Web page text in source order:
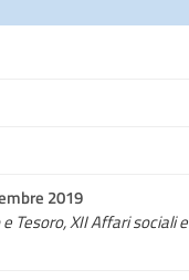
2019
Tesoro, XII Affari sociali e